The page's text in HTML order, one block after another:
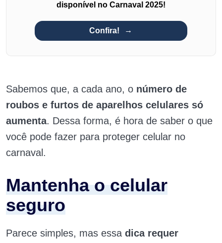
disponível no Carnaval 2025!
Confira!
Sabemos que, a cada ano, o número de
roubos e furtos de aparelhos celulares só
aumenta. Dessa forma, é hora de saber o que
você pode fazer para proteger celular no
carnaval.
Mantenha o celular
seguro
Parece simples, mas essa dica requer